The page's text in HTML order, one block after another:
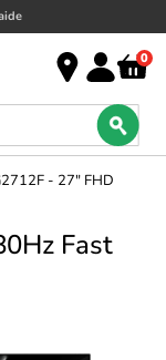
0
- 27" FHD
Fast